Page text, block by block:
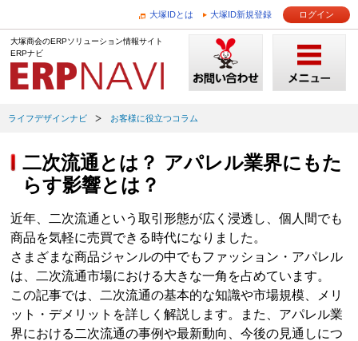
大塚IDとは 大塚ID新規登録 ログイン
大塚商会のERPソリューション情報サイト
ERPナビ
ライフデザインナビ お客様に役立つコラム
二次流通とは？ アパレル業界にもた
らす影響とは？
近年、二次流通という取引形態が広く浸透し、個人間でも
商品を気軽に売買できる時代になりました。
さまざまな商品ジャンルの中でもファッション・アパレル
は、二次流通市場における大きな一角を占めています。
この記事では、二次流通の基本的な知識や市場規模、メリ
ット・デメリットを詳しく解説します。また、アパレル業
界における二次流通の事例や最新動向、今後の見通しにつ